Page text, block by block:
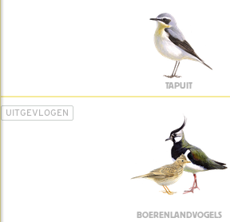
TAPUIT
UITGEVLOGEN
BOERENLANDVOGELS